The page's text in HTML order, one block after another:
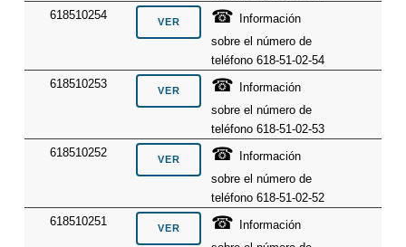
618510254
☎
Información
sobre el número de
teléfono 618-51-02-54
618510253
☎
Información
sobre el número de
teléfono 618-51-02-53
618510252
☎
Información
sobre el número de
teléfono 618-51-02-52
618510251
☎
Información